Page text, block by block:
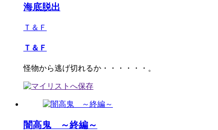
海底脱出
Ｔ＆Ｆ
Ｔ＆Ｆ
怪物から逃げ切れるか・・・・・・。
闇高鬼 ～終編～